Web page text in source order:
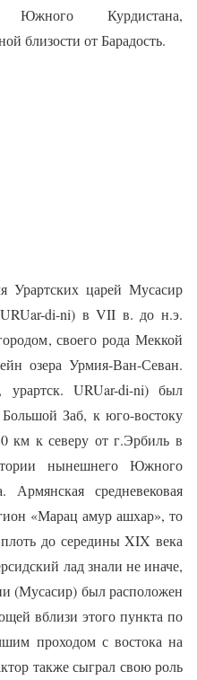
Южного Курдистана,
близости от Барадость.
Урартских царей Мусасир
di-ni) в VII в. до н.э.
своего рода Меккой
озера Урмия-Ван-Севан.
URUar-di-ni) был
Заб, к юго-востоку
км к северу от г.Эрбиль в
нынешнего Южного
Армянская средневековая
«Марац амур ашхар», то
до серединыXIX века
лад знали не иначе,
(Мусасир) был расположен
вблизи этого пункта по
проходом с востока на
также сыграл свою роль